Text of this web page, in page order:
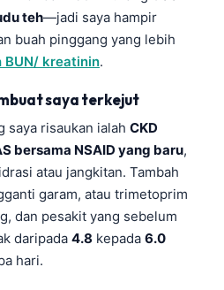
teh—jadi saya hampir
buah pinggang yang lebih
BUN/ kreatinin.
saya terkejut
saya risaukan ialah CKD
bersama NSAID yang baru,
atau jangkitan. Tambah
garam, atau trimetoprim
dan pesakit yang sebelum
daripada 4.8 kepada 6.0
hari.